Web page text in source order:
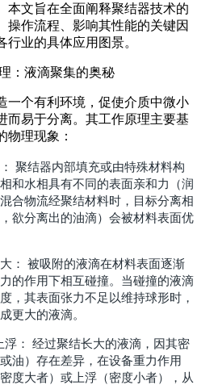
本文旨在全面阐释聚结器技术的
操作流程、影响其性能的关键因
业的具体应用图景。
：液滴聚集的奥秘
一个有利环境，促使介质中微小
而易于分离。其工作原理主要基
物理现象：
聚结器内部填充或由特殊材料构
和水相具有不同的表面亲和力（润
合物流经聚结材料时，目标分离相
欲分离出的油滴）会被材料表面优
： 被吸附的液滴在材料表面逐渐
的作用下相互碰撞。当碰撞的液滴
，其表面张力不足以维持球形时，
更大的液滴。
： 经过聚结长大的液滴，因其密
油）存在差异，在设备重力作用
度大者）或上浮（密度小者），从